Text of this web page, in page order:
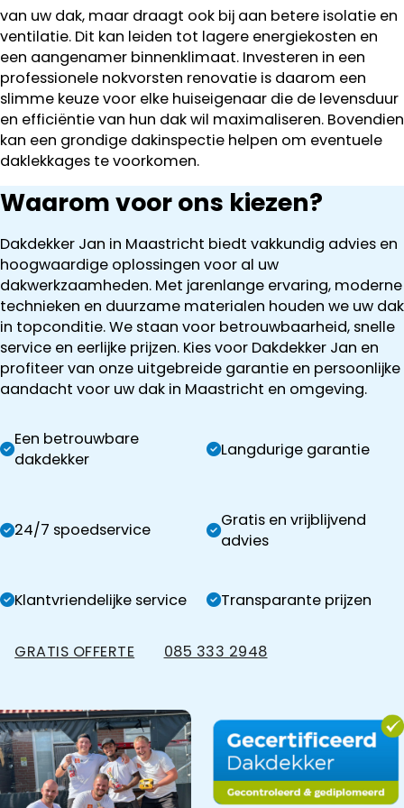
van uw dak, maar draagt ook bij aan betere isolatie en
ventilatie. Dit kan leiden tot lagere energiekosten en
een aangenamer binnenklimaat. Investeren in een
professionele nokvorsten renovatie is daarom een
slimme keuze voor elke huiseigenaar die de levensduur
en efficiëntie van hun dak wil maximaliseren. Bovendien
kan een grondige dakinspectie helpen om eventuele
daklekkages te voorkomen.
Waarom voor ons kiezen?
Dakdekker Jan in Maastricht biedt vakkundig advies en
hoogwaardige oplossingen voor al uw
dakwerkzaamheden. Met jarenlange ervaring, moderne
technieken en duurzame materialen houden we uw dak
in topconditie. We staan voor betrouwbaarheid, snelle
service en eerlijke prijzen. Kies voor Dakdekker Jan en
profiteer van onze uitgebreide garantie en persoonlijke
aandacht voor uw dak in Maastricht en omgeving.
Een betrouwbare
dakdekker
Langdurige garantie
24/7 spoedservice
Gratis en vrijblijvend
advies
Klantvriendelijke service Transparante prijzen
GRATIS OFFERTE 085 333 2948